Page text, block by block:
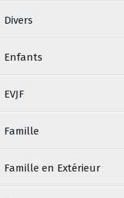
Divers
Enfants
EVJF
Famille
Famille en Extérieur